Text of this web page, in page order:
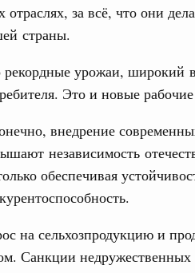
отраслях, за всё, что они
страны.
рекордные урожаи, широкий
Это и новые
внедрение
независимость
обеспечивая
на сельхозпродукцию и
Санкции
года №2067-р
Показать еще